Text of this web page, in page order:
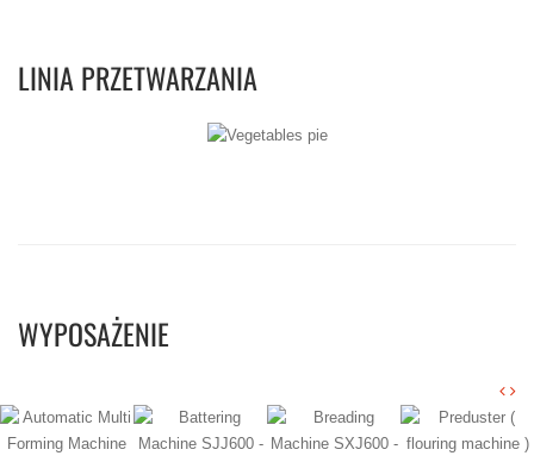
LINIA PRZETWARZANIA
WYPOSAŻENIE